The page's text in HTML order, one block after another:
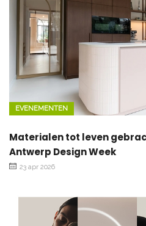
EVENEMENTEN
Materialen tot leven
Antwerp Design Week
23 apr 2026